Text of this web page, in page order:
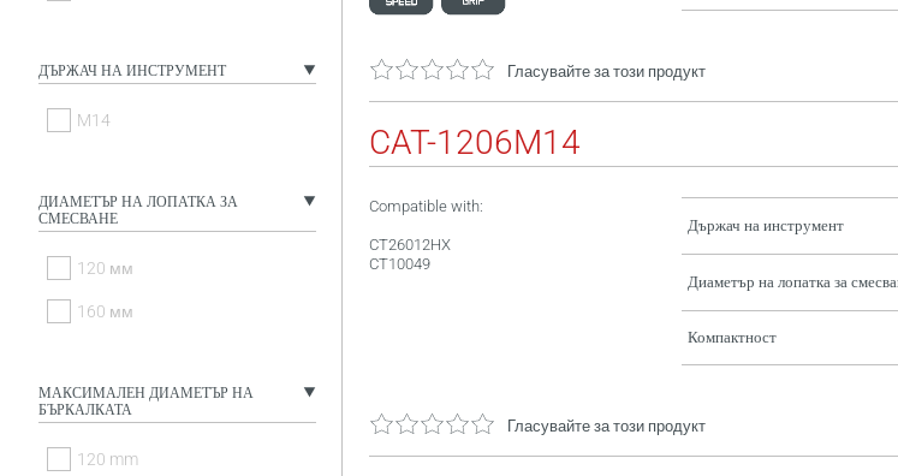
ДЪРЖАЧ НА ИНСТРУМЕНТ
M14
ДИАМЕТЪР НА ЛОПАТКА ЗА
СМЕСВАНЕ
120 мм
160 мм
МАКСИМАЛЕН ДИАМЕТЪР НА
БЪРКАЛКАТА
120 mm
Гласувайте за този продукт
CAT-1206M14
Compatible with:
CT26012HX
CT10049
Държач на инструмент
Диаметър на лопатка за
Компактност
Гласувайте за този продукт